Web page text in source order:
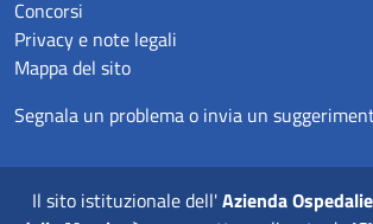
Concorsi
Privacy e note legali
Mappa del sito
Segnala un problema o invia un
Il sito istituzionale dell'Azienda